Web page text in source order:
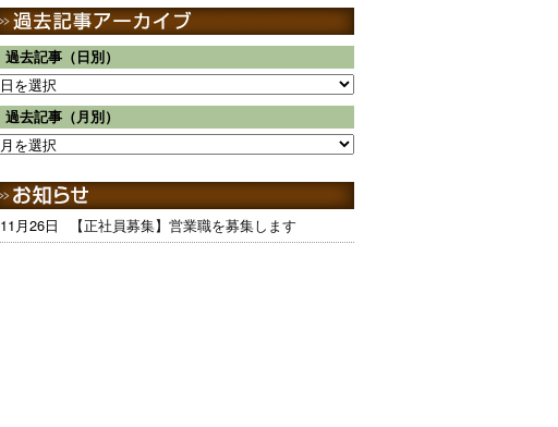
過去記事（日別）
過去記事（月別）
11月26日 【正社員募集】営業職を募集します